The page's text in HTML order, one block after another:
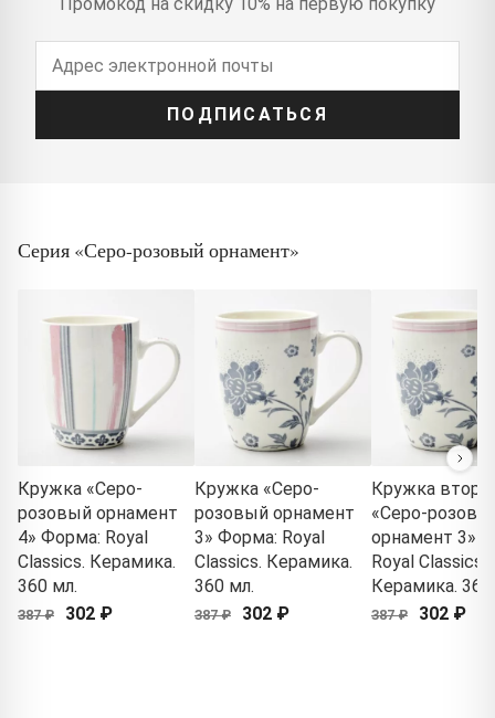
ПОДПИСАТЬСЯ
Серия «Серо-розовый орнамент»
Кружка «Серо-
розовый орнамент
4» Форма: Royal
Classics. Керамика.
360 мл.
387 ₽ 302 ₽
Кружка «Серо-
розовый орнамент
3» Форма: Royal
Classics. Керамика.
360 мл.
387 ₽ 302 ₽
Кружка
«Серо-
орнамент 3»
Royal Classics.
Керамика.
387 ₽ 302 ₽